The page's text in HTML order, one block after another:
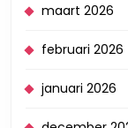
maart 2026
februari 2026
januari 2026